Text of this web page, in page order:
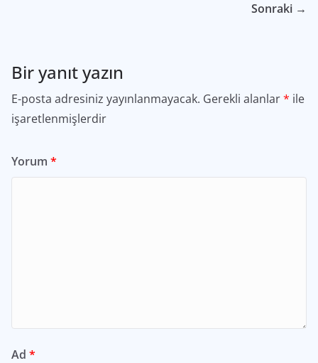
Sonraki →
Bir yanıt yazın
E-posta adresiniz yayınlanmayacak. Gerekli alanlar* ile
işaretlenmişlerdir
Yorum *
Ad *